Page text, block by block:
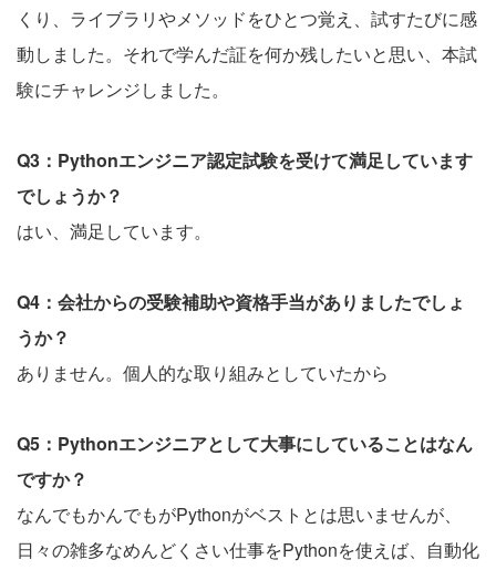
くり、ライブラリやメソッドをひとつ覚え、試すたびに感
動しました。それで学んだ証を何か残したいと思い、本試
験にチャレンジしました。
Q3：Pythonエンジニア認定試験を受けて満足しています
でしょうか？
はい、満足しています。
Q4：会社からの受験補助や資格手当がありましたでしょ
うか？
ありません。個人的な取り組みとしていたから
Q5：Pythonエンジニアとして大事にしていることはなん
ですか？
なんでもかんでもがPythonがベストとは思いませんが、
日々の雑多なめんどくさい仕事をPythonを使えば、自動化